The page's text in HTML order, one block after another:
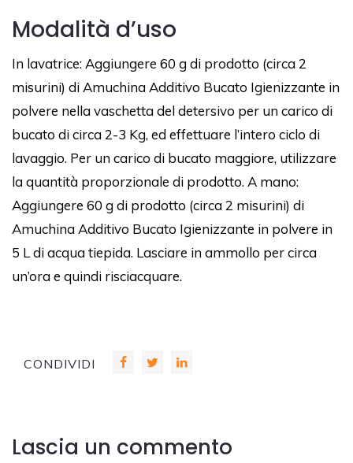
Modalità d’uso
In lavatrice: Aggiungere 60 g di prodotto (circa 2
misurini) di Amuchina Additivo Bucato Igienizzante in
polvere nella vaschetta del detersivo per un carico di
bucato di circa 2-3 Kg, ed effettuare l’intero ciclo di
lavaggio. Per un carico di bucato maggiore, utilizzare
la quantità proporzionale di prodotto. A mano:
Aggiungere 60 g di prodotto (circa 2 misurini) di
Amuchina Additivo Bucato Igienizzante in polvere in
5 L di acqua tiepida. Lasciare in ammollo per circa
un’ora e quindi risciacquare.
CONDIVIDI
Lascia un commento